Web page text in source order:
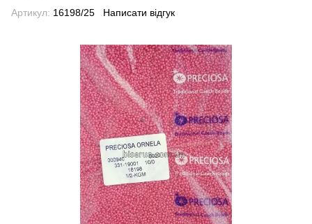
Артикул: 16198/25 Написати відгук